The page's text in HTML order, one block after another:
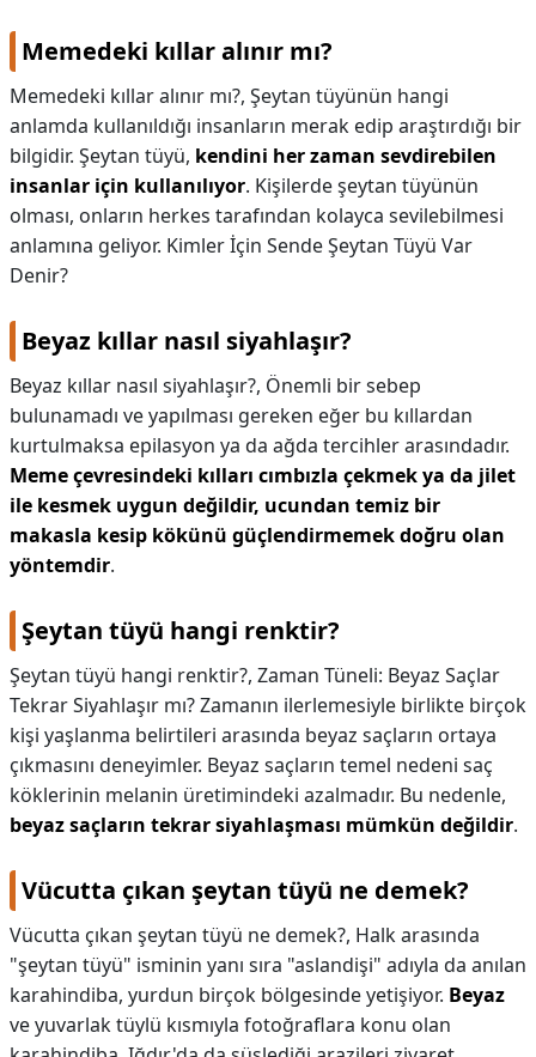
Memedeki kıllar alınır mı?
Memedeki kıllar alınır mı?, Şeytan tüyünün hangi
anlamda kullanıldığı insanların merak edip araştırdığı bir
bilgidir. Şeytan tüyü, kendini her zaman sevdirebilen
insanlar için kullanılıyor. Kişilerde şeytan tüyünün
olması, onların herkes tarafından kolayca sevilebilmesi
anlamına geliyor. Kimler İçin Sende Şeytan Tüyü Var
Denir?
Beyaz kıllar nasıl siyahlaşır?
Beyaz kıllar nasıl siyahlaşır?, Önemli bir sebep
bulunamadı ve yapılması gereken eğer bu kıllardan
kurtulmaksa epilasyon ya da ağda tercihler arasındadır.
Meme çevresindeki kılları cımbızla çekmek ya da jilet
ile kesmek uygun değildir, ucundan temiz bir
makasla kesip kökünü güçlendirmemek doğru olan
yöntemdir.
Şeytan tüyü hangi renktir?
Şeytan tüyü hangi renktir?, Zaman Tüneli: Beyaz Saçlar
Tekrar Siyahlaşır mı? Zamanın ilerlemesiyle birlikte birçok
kişi yaşlanma belirtileri arasında beyaz saçların ortaya
çıkmasını deneyimler. Beyaz saçların temel nedeni saç
köklerinin melanin üretimindeki azalmadır. Bu nedenle,
beyaz saçların tekrar siyahlaşması mümkün değildir.
Vücutta çıkan şeytan tüyü ne demek?
Vücutta çıkan şeytan tüyü ne demek?, Halk arasında
"şeytan tüyü" isminin yanı sıra "aslandişi" adıyla da anılan
karahindiba, yurdun birçok bölgesinde yetişiyor. Beyaz
ve yuvarlak tüylü kısmıyla fotoğraflara konu olan